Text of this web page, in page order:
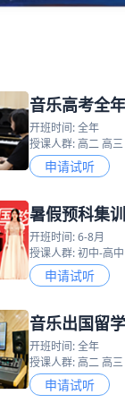
音乐高考全
开班时间: 全年
授课人群: 高二 高三
申请试听
暑假预科集
开班时间: 6-8月
授课人群: 初中-高中
申请试听
音乐出国留
开班时间: 全年
授课人群: 高二 高三
申请试听